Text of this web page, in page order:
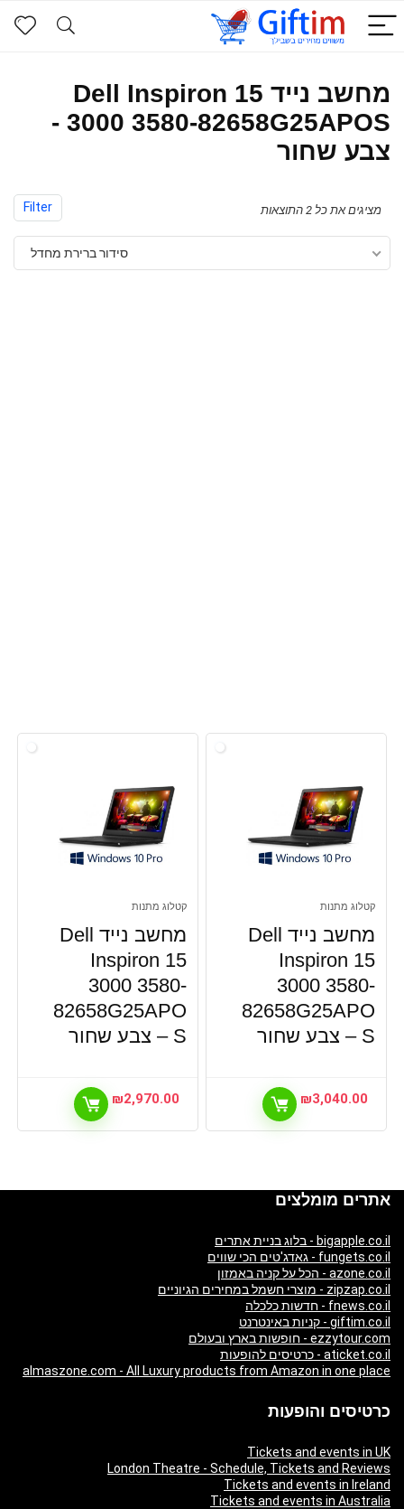
מחשב נייד Dell Inspiron 15
3000 3580-82658G25APOS -
צבע שחור
Filter מציגים את כל ⁦2⁩ התוצאות
סידור ברירת מחדל
קטלוג מתנות
מחשב נייד Dell
Inspiron 15
3000 3580-
82658G25APO
S – צבע שחור
₪3,040.00
קטלוג מתנות
מחשב נייד Dell
Inspiron 15
3000 3580-
82658G25APO
S – צבע שחור
₪2,970.00
אתרים מומלצים
bigapple.co.il - בלוג בניית אתרים
fungets.co.il - גאדג'טים הכי שווים
azone.co.il - הכל על קניה באמזון
zipzap.co.il - מוצרי חשמל במחירים הגיוניים
fnews.co.il - חדשות כלכלה
giftim.co.il - קניות באינטרנט
ezzytour.com - חופשות בארץ ובעולם
aticket.co.il - כרטיסים להופעות
almaszone.com - All Luxury products from Amazon in one place
כרטיסים והופעות
Tickets and events in UK
London Theatre - Schedule, Tickets and Reviews
Tickets and events in Ireland
Tickets and events in Australia